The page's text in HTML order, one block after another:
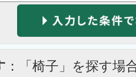
：「椅子」を探す場